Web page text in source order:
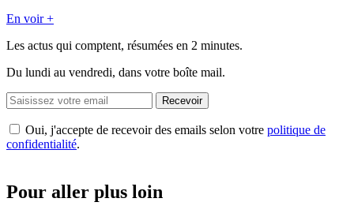
En voir +
Les actus qui comptent, résumées en 2 minutes.
Du lundi au vendredi, dans votre boîte mail.
Recevoir
Oui, j'accepte de recevoir des emails selon votre politique de
confidentialité.
Pour aller plus loin